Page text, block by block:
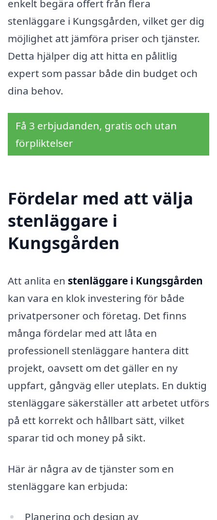
enkelt begära offert från flera
stenläggare i Kungsgården, vilket ger dig
möjlighet att jämföra priser och tjänster.
Detta hjälper dig att hitta en pålitlig
expert som passar både din budget och
dina behov.
Få 3 erbjudanden, gratis och utan
förpliktelser
Fördelar med att välja
stenläggare i
Kungsgården
Att anlita en stenläggare i Kungsgården
kan vara en klok investering för både
privatpersoner och företag. Det finns
många fördelar med att låta en
professionell stenläggare hantera ditt
projekt, oavsett om det gäller en ny
uppfart, gångväg eller uteplats. En duktig
stenläggare säkerställer att arbetet utförs
på ett korrekt och hållbart sätt, vilket
sparar tid och money på sikt.
Här är några av de tjänster som en
stenläggare kan erbjuda:
Planering och design av